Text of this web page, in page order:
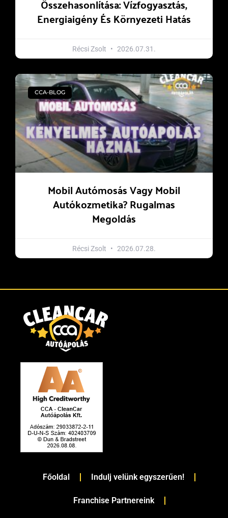
Összehasonlítása: Vízfogyasztás,
Energiaigény És Környezeti Hatás
Récsi Zsolt 2026.07.31.
CCA-BLOG
Mobil Autómosás Vagy Mobil
Autókozmetika? Rugalmas
Megoldás
Récsi Zsolt 2026.07.28.
Főoldal Indulj velünk egyszerűen!
Franchise Partnereink